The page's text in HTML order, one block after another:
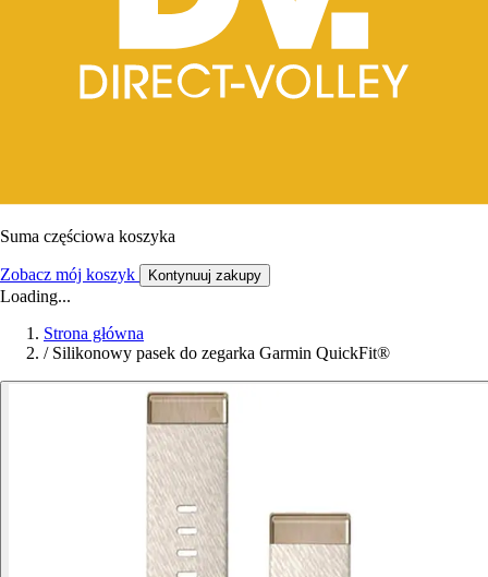
Suma częściowa koszyka
Zobacz mój koszyk Kontynuuj zakupy
Loading...
Strona główna
/ Silikonowy pasek do zegarka Garmin QuickFit®